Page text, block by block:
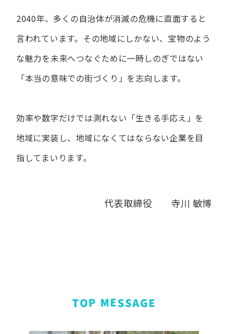
2040年、多くの自治体が消滅の危機に直面すると
言われています。 その地域にしかない、宝物のよう
な魅力を未来へつなぐために一時しのぎではない
「本当の意味での街づくり」を志向します。
効率や数字だけでは測れない「生きる手応え」を
地域に実装し、地域になくてはならない企業を目
指してまいります。
代表取締役 寺川 敏博